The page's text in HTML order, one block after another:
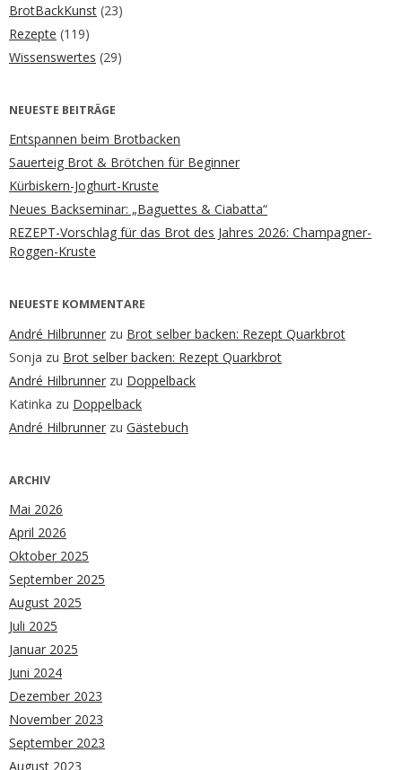
BrotBackKunst (23)
Rezepte (119)
Wissenswertes (29)
NEUESTE BEITRÄGE
Entspannen beim Brotbacken
Sauerteig Brot & Brötchen für Beginner
Kürbiskern-Joghurt-Kruste
Neues Backseminar: „Baguettes & Ciabatta“
REZEPT-Vorschlag für das Brot des Jahres 2026: Champagner-
Roggen-Kruste
NEUESTE KOMMENTARE
André Hilbrunner zu Brot selber backen: Rezept Quarkbrot
Sonja zu Brot selber backen: Rezept Quarkbrot
André Hilbrunner zu Doppelback
Katinka zu Doppelback
André Hilbrunner zu Gästebuch
ARCHIV
Mai 2026
April 2026
Oktober 2025
September 2025
August 2025
Juli 2025
Januar 2025
Juni 2024
Dezember 2023
November 2023
September 2023
August 2023